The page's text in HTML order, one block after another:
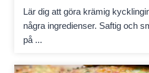
Lär dig att göra krämig
några ingredienser. Saftig och
på ...